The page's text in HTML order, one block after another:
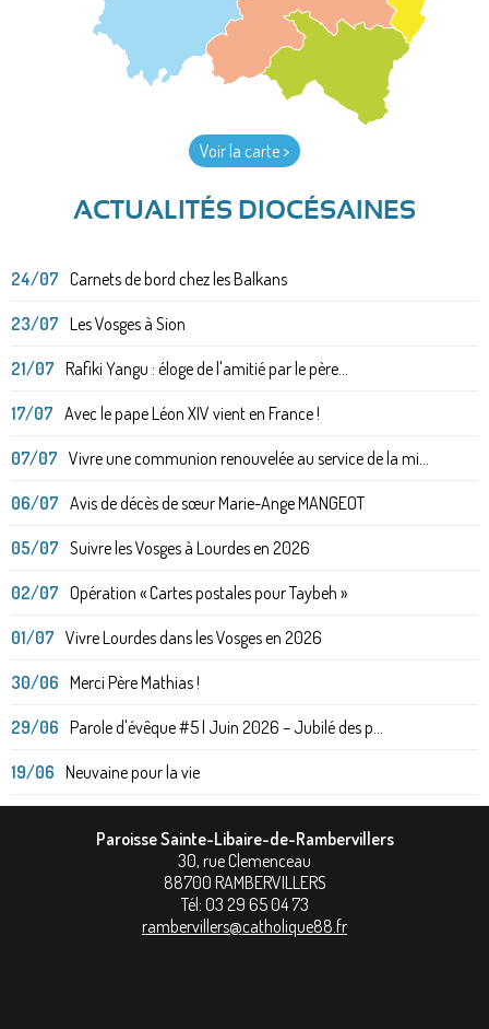
Voir la carte >
ACTUALITÉS DIOCÉSAINES
24/07 Carnets de bord chez les Balkans
23/07 Les Vosges à Sion
21/07 Rafiki Yangu : éloge de l'amitié par le père...
17/07 Avec le pape Léon XIV vient en France !
07/07 Vivre une communion renouvelée au service de la mi...
06/07 Avis de décès de sœur Marie-Ange MANGEOT
05/07 Suivre les Vosges à Lourdes en 2026
02/07 Opération « Cartes postales pour Taybeh »
01/07 Vivre Lourdes dans les Vosges en 2026
30/06 Merci Père Mathias !
29/06 Parole d'évêque #5 | Juin 2026 – Jubilé des p...
19/06 Neuvaine pour la vie
Paroisse Sainte-Libaire-de-Rambervillers
30, rue Clemenceau
88700 RAMBERVILLERS
Tél: 03 29 65 04 73
rambervillers@catholique88.fr